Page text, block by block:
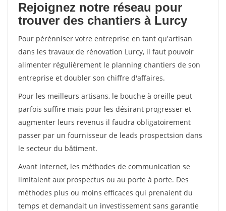
Rejoignez notre réseau pour
trouver des chantiers à Lurcy
Pour pérénniser votre entreprise en tant qu'artisan
dans les travaux de rénovation Lurcy, il faut pouvoir
alimenter régulièrement le planning chantiers de son
entreprise et doubler son chiffre d'affaires.
Pour les meilleurs artisans, le bouche à oreille peut
parfois suffire mais pour les désirant progresser et
augmenter leurs revenus il faudra obligatoirement
passer par un fournisseur de leads prospectsion dans
le secteur du bâtiment.
Avant internet, les méthodes de communication se
limitaient aux prospectus ou au porte à porte. Des
méthodes plus ou moins efficaces qui prenaient du
temps et demandait un investissement sans garantie